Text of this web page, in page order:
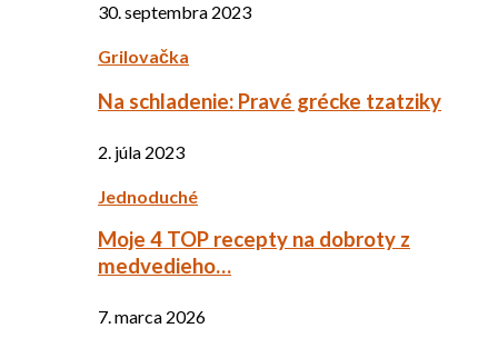
30. septembra 2023
Grilovačka
Na schladenie: Pravé grécke tzatziky
2. júla 2023
Jednoduché
Moje 4 TOP recepty na dobroty z
medvedieho…
7. marca 2026